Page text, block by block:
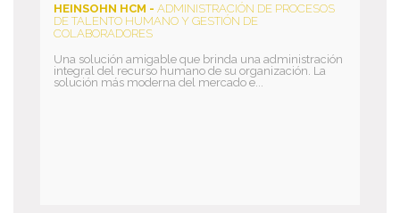
HEINSOHN HCM - ADMINISTRACIÓN DE PROCESOS
DE TALENTO HUMANO Y GESTIÓN DE
COLABORADORES
Una solución amigable que brinda una administración
integral del recurso humano de su organización. La
solución más moderna del mercado e...